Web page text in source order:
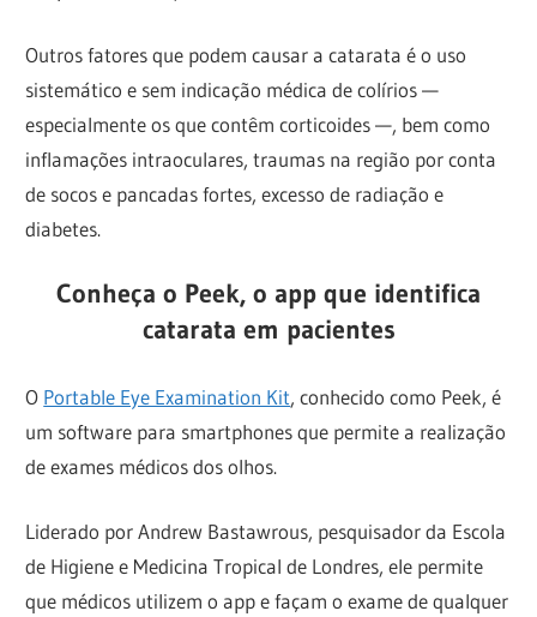
Outros fatores que podem causar a catarata é o uso
sistemático e sem indicação médica de colírios —
especialmente os que contêm corticoides —, bem como
inflamações intraoculares, traumas na região por conta
de socos e pancadas fortes, excesso de radiação e
diabetes.
Conheça o Peek, o app que identifica
catarata em pacientes
O Portable Eye Examination Kit, conhecido como Peek, é
um software para smartphones que permite a realização
de exames médicos dos olhos.
Liderado por Andrew Bastawrous, pesquisador da Escola
de Higiene e Medicina Tropical de Londres, ele permite
que médicos utilizem o app e façam o exame de qualquer